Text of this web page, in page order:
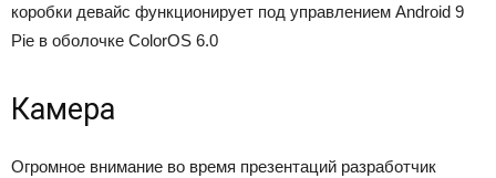
коробки девайс функционирует под управлением Android 9
Pie в оболочке ColorOS 6.0
Камера
Огромное внимание во время презентаций разработчик